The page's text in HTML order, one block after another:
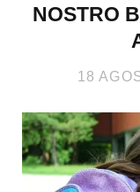
NOSTRO
18